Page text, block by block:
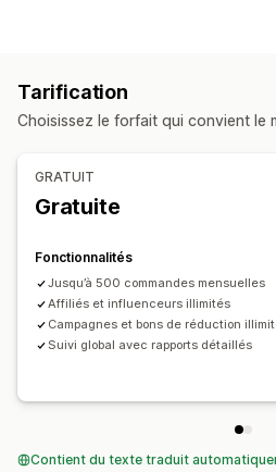
Gestion des parrainages
Liens d’affiliation
Réductions
Expérience des affiliés
Tableaux de bord personnalisés
Liens et réductions personnalisés
Nom de domaine personnalisé
Image de marque personnalisée
Paiements ACH
Programmes personnalisés
Tarification
Choisissez le forfait qui convient le
GRATUIT
Gratuite
Fonctionnalités
Jusqu’à 500 commandes mensuelles
Affiliés et influenceurs illimités
Campagnes et bons de réduction
Suivi global avec rapports détaillés
Contient du texte traduit